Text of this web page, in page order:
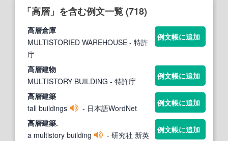
「高層」を含む例文一覧 (718)
高層倉庫
MULTISTORIED WAREHOUSE - 特許
庁
例文帳に追加
高層建物
MULTISTORY BUILDING - 特許庁
例文帳に追加
高層建築
tall buildings
- 日本語WordNet
例文帳に追加
高層建築.
a multistory building
- 研究社 新英
例文帳に追加